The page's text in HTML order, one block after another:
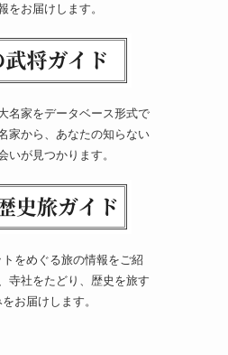
をお届けします。
名家をデータベース形式で
家から、あなたの知らない
いが見つかります。
をめぐる旅の情報をご紹
寺社をたどり、歴史を旅す
お届けします。